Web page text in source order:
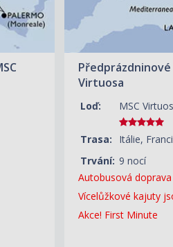
Virtuosa
Loď: MSC
Trasa:
Itálie,
Trvání: 9 nocí
Autobusová
Vícelůžkové kajuty
Akce! First Minute